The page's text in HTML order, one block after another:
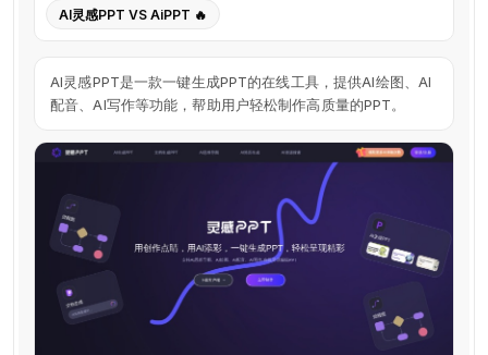
AI灵感PPT VS AiPPT 🔥
AI灵感PPT是一款一键生成PPT的在线工具，提供AI绘图、AI
配音、AI写作等功能，帮助用户轻松制作高质量的PPT。